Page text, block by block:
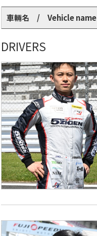
車輛名 / Vehicle name
DRIVERS